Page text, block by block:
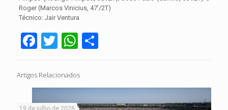
Roger (Marcos Vinicius, 47’/2T)
Técnico: Jair Ventura
Facebook
TwitterWhatsApp
Share
Artigos Relacionados
19 de julho de 2026